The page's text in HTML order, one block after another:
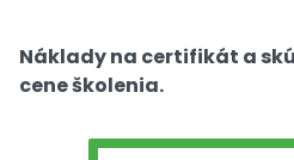
Náklady na certifikát a
cene školenia.